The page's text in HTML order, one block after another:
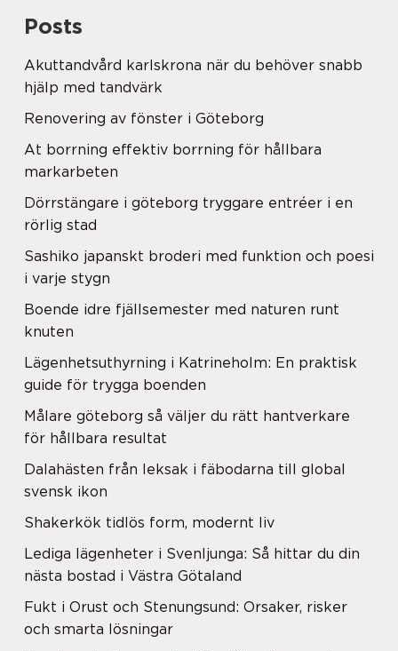
Posts
Akuttandvård karlskrona när du behöver snabb
hjälp med tandvärk
Renovering av fönster i Göteborg
At borrning effektiv borrning för hållbara
markarbeten
Dörrstängare i göteborg tryggare entréer i en
rörlig stad
Sashiko japanskt broderi med funktion och poesi
i varje stygn
Boende idre fjällsemester med naturen runt
knuten
Lägenhetsuthyrning i Katrineholm: En praktisk
guide för trygga boenden
Målare göteborg så väljer du rätt hantverkare
för hållbara resultat
Dalahästen från leksak i fäbodarna till global
svensk ikon
Shakerkök tidlös form, modernt liv
Lediga lägenheter i Svenljunga: Så hittar du din
nästa bostad i Västra Götaland
Fukt i Orust och Stenungsund: Orsaker, risker
och smarta lösningar